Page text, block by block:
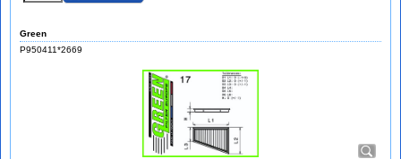
Green
P950411*2669